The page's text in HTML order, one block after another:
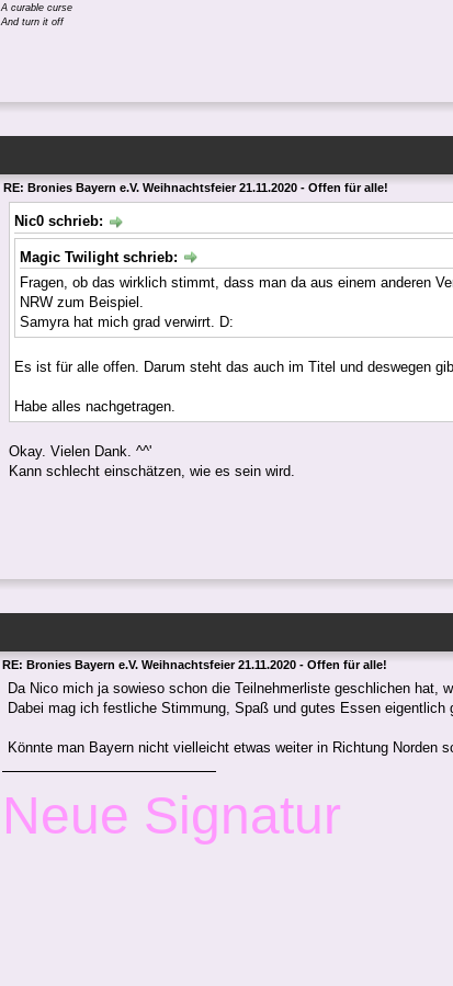
A curable curse
And turn it off
RE: Bronies Bayern e.V. Weihnachtsfeier 21.11.2020 - Offen für alle!
Nic0 schrieb:
Magic Twilight schrieb:
Fragen, ob das wirklich stimmt, dass man da aus einem anderen
NRW zum Beispiel.
Samyra hat mich grad verwirrt. D:
Es ist für alle offen. Darum steht das auch im Titel und deswegen
Habe alles nachgetragen.
Okay. Vielen Dank. ^^'
Kann schlecht einschätzen, wie es sein wird.
RE: Bronies Bayern e.V. Weihnachtsfeier 21.11.2020 - Offen für alle!
Da Nico mich ja sowieso schon die Teilnehmerliste geschlichen hat,
Dabei mag ich festliche Stimmung, Spaß und gutes Essen eigentlich
Könnte man Bayern nicht vielleicht etwas weiter in Richtung Norden
Neue Signatur